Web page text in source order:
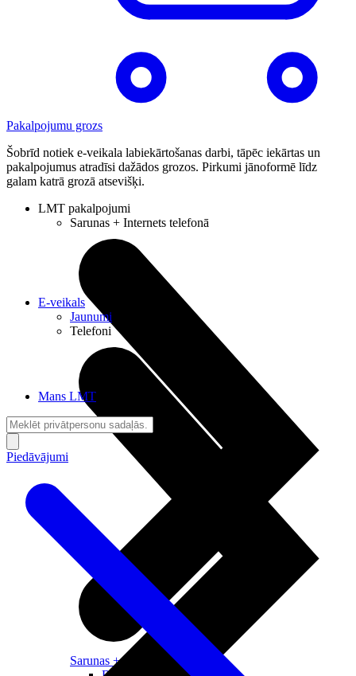
Pakalpojumu grozs
Šobrīd notiek e-veikala labiekārtošanas darbi, tāpēc iekārtas un
pakalpojumus atradīsi dažādos grozos. Pirkumi jānoformē līdz
galam katrā grozā atsevišķi.
LMT pakalpojumi
Sarunas + Internets telefonā
Sarunas + Internets
E-veikals
Jaunumi
Telefoni
Mans LMT
Piedāvājumi